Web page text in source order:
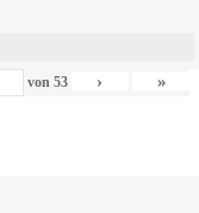
von 53 › »